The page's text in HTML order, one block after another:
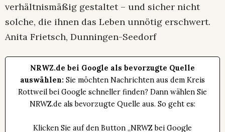
verhältnismäßig gestaltet – und sicher nicht
solche, die ihnen das Leben unnötig erschwert.
Anita Frietsch, Dunningen-Seedorf
NRWZ.de bei Google als bevorzugte Quelle
auswählen: Sie möchten Nachrichten aus dem Kreis
Rottweil bei Google schneller finden? Dann wählen Sie
NRWZ.de als bevorzugte Quelle aus. So geht es:
Klicken Sie auf den Button „NRWZ bei Google